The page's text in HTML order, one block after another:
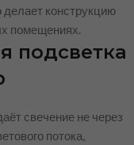
делает конструкцию
помещениях.
подсветка
свечение не через
потока,